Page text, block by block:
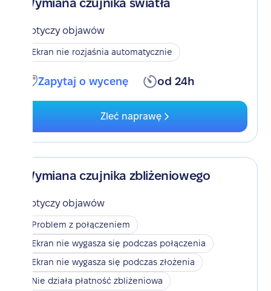
Wymiana czujnika światła
Dotyczy objawów
Ekran nie rozjaśnia automatycznie
Zapytaj o wycenę od 24h
Zleć naprawę
Wymiana czujnika zbliżeniowego
Dotyczy objawów
Problem z połączeniem
Ekran nie wygasza się podczas połączenia
Ekran nie wygasza się podczas złożenia
Nie działa płatność zbliżeniowa